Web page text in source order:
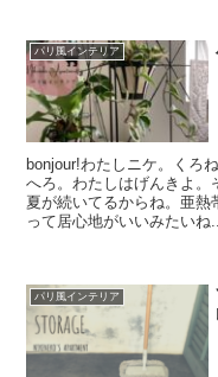
パリ風インテリア
bonjour!わたしニケ。くろ
へろ。わたしはげんきよ。
夏が続いてるからね。亜熱
って居心地がいいみたいね...
パリ風インテリア